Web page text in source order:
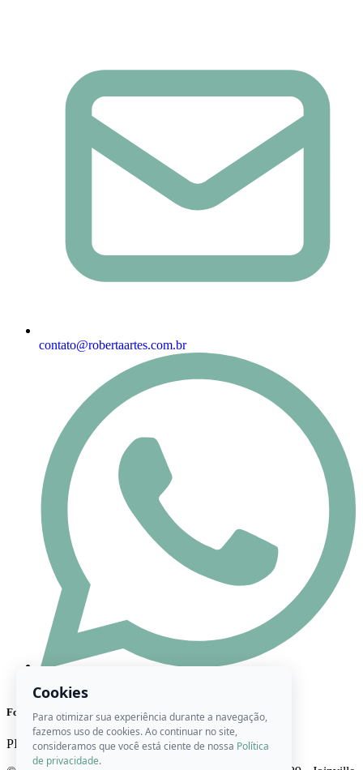
contato@robertaartes.com.br
Formas de Pagamento
PIX Cartão Boleto
Cookies
Para otimizar sua experiência durante a navegação,
fazemos uso de cookies. Ao continuar no site,
consideramos que você está ciente de nossa Política
de privacidade.